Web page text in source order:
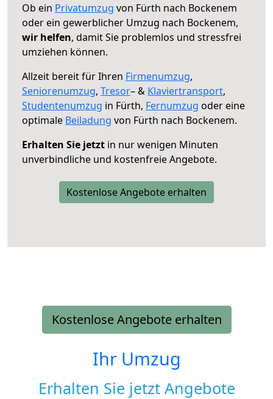
Ob ein Privatumzug von Fürth nach Bockenem
oder ein gewerblicher Umzug nach Bockenem,
wir helfen, damit Sie problemlos und stressfrei
umziehen können.
Allzeit bereit für Ihren Firmenumzug,
Seniorenumzug, Tresor– & Klaviertransport,
Studentenumzug in Fürth, Fernumzug oder eine
optimale Beiladung von Fürth nach Bockenem.
Erhalten Sie jetzt in nur wenigen Minuten
unverbindliche und kostenfreie Angebote.
Kostenlose Angebote erhalten
Kostenlose Angebote erhalten
Ihr Umzug
Erhalten Sie jetzt Angebote